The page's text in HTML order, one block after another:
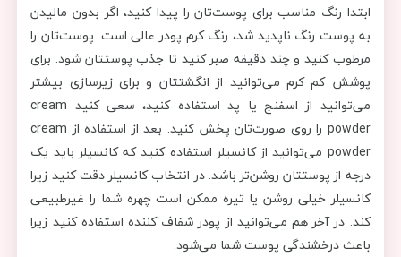
ابتدا رنگ مناسب برای پوست‌تان را پیدا کنید، اگر بدون مالیدن
به پوست رنگ ناپدید شد، رنگ کرم پودر عالی است. پوست‌تان را
مرطوب کنید و چند دقیقه صبر کنید تا جذب پوستتان شود. برای
پوشش کم کرم می‌توانید از انگشتتان و برای زیرسازی بیشتر
می‌توانید از اسفنج یا پد استفاده کنید، سعی کنید cream
powder را روی صورت‌تان پخش کنید. بعد از استفاده از cream
powder می‌توانید از کانسیلر استفاده کنید که کانسیلر باید یک
درجه از پوستتان روشن‌تر باشد. در انتخاب کانسیلر دقت کنید زیرا
کانسیلر خیلی روشن یا تیره ممکن است چهره شما را غیرطبیعی
کند. در آخر هم می‌توانید از پودر شفاف کننده استفاده کنید زیرا
باعث درخشندگی پوست شما می‌شود.